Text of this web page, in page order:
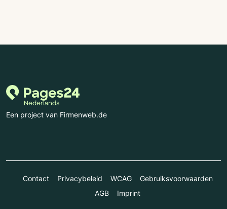
Een project van Firmenweb.de
Contact Privacybeleid WCAG
Gebruiksvoorwaarden
AGB
Imprint